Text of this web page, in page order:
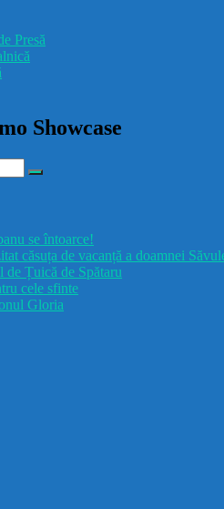
Presă
Showcase
se întoarce!
căsuța de vacanță a doamnei
Țuică de Spătaru
cele sfinte
Gloria